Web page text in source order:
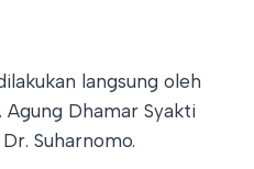
langsung oleh
Agung Dhamar Syakti
Suharnomo.